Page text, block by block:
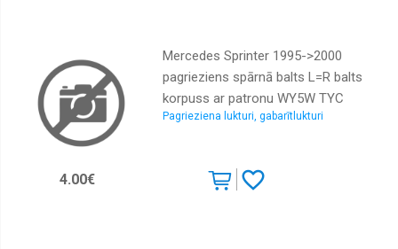
Mercedes Sprinter 1995->2000
pagrieziens spārnā balts L=R balts
korpuss ar patronu WY5W TYC
Pagrieziena lukturi, gabarītlukturi
4.00€